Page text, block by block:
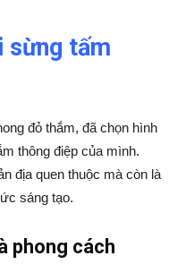
sừng tấm
đỏ thắm, đã chọn hình
thông điệp của mình.
địa quen thuộc mà còn là
sáng tạo.
phong cách